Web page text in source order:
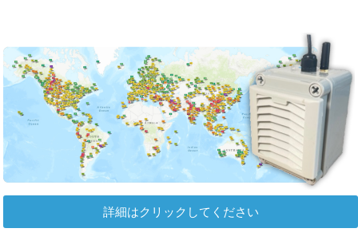
詳細はクリックしてください